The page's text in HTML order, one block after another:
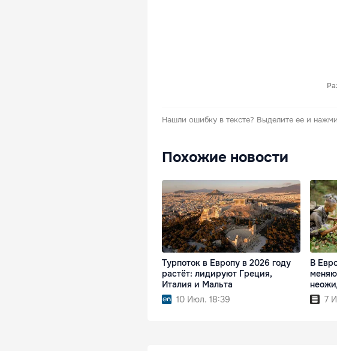
Нашли ошибку в тексте? Выделите ее и
Похожие новости
Турпоток в Европу в 2026 году
растёт: лидируют Греция,
Италия и Мальта
10 Июл. 18:39
В
7